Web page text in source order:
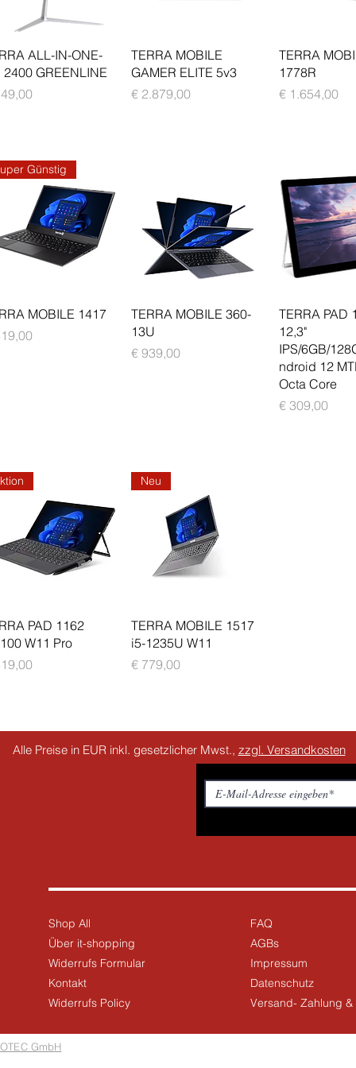
Schnellansicht
ALL-IN-ONE-
2400 GREENLINE
Schnellansicht
TERRA MOBILE
GAMER ELITE 5v3
Preis
€ 2.879,00
TERRA
1778R
Preis
€ 1.654,00
Schnellansicht
Günstig
MOBILE 1417
Schnellansicht
TERRA MOBILE 360-
13U
Preis
€ 939,00
TERRA PAD
12,3"
IPS/6GB/
ndroid 12
Octa Core
Preis
€ 309,00
Schnellansicht
PAD 1162
W11 Pro
Schnellansicht
Neu
TERRA MOBILE 1517
i5-1235U W11
Preis
€ 779,00
Alle Preise in EUR inkl. gesetzlicher Mwst., zzgl. Versandkosten
Shop All
Über it-shopping
Widerrufs Formular
Kontakt
Widerrufs Policy
FAQ
AGBs
Impressum
Datenschutz
Versand- Zahlung
GmbH